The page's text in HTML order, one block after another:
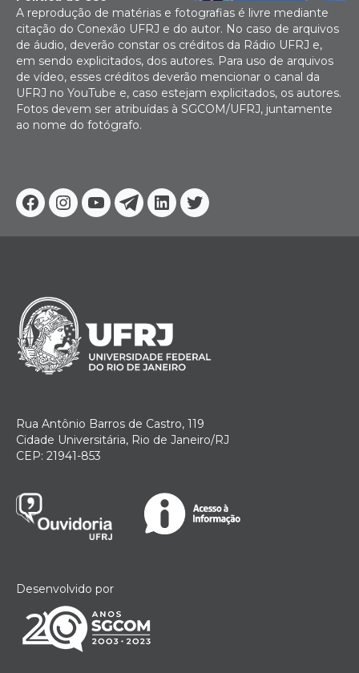
Facebook
Instagram
YoutubeTelegram
Linkedin
Twitter
A reprodução de matérias e fotografias é livre mediante
citação do Conexão UFRJ e do autor. No caso de arquivos
de áudio, deverão constar os créditos da Rádio UFRJ e,
em sendo explicitados, dos autores. Para uso de arquivos
de vídeo, esses créditos deverão mencionar o canal da
UFRJ no YouTube e, caso estejam explicitados, os autores.
Fotos devem ser atribuídas à SGCOM/UFRJ, juntamente
ao nome do fotógrafo.
Rua Antônio Barros de Castro, 119
Cidade Universitária, Rio de Janeiro/RJ
CEP: 21941-853
Desenvolvido por